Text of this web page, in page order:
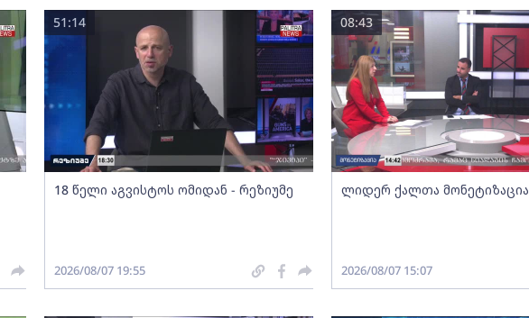
18 წელი აგვისტოს ომიდან - რეზიუმე
51:14
2026/08/07 19:55
ლიდერ ქალთა მონეტიზაცია
08:43
2026/08/07 15:07